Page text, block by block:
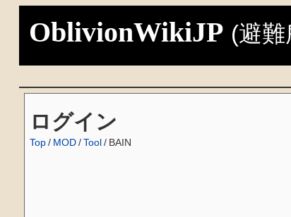
OblivionWikiJP (避難
ログイン
Top/ MOD/Tool / BAIN